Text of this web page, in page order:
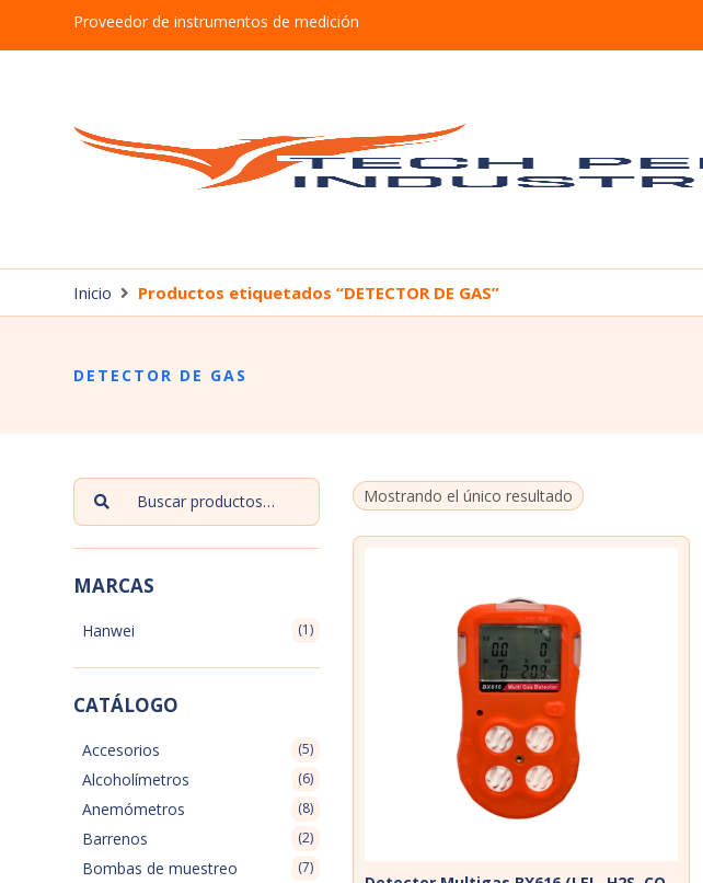
Proveedor de instrumentos de medición
Inicio Productos etiquetados “DETECTOR DE GAS”
DETECTOR DE GAS
Buscar
por:
MARCAS
Hanwei (1)
CATÁLOGO
Accesorios (5)
Alcoholímetros (6)
Anemómetros (8)
Barrenos (2)
Bombas de muestreo (7)
Mostrando el único resultado